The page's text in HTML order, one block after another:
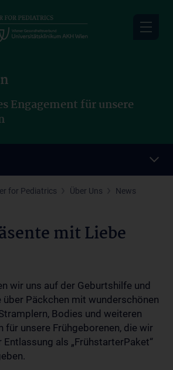
Engagement für unsere
for Pediatrics Über Uns
News
mit Liebe
wir uns auf der Geburtshilfe und
Päckchen mit wunderschönen
Bodies und weiteren
für unsere Frühgeborenen, die wir
Entlassung als „FrühstarterPaket“